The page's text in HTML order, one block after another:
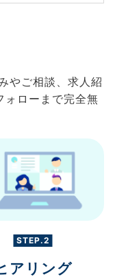
やご相談、求人紹
ォローまで完全無
STEP.2
アリング